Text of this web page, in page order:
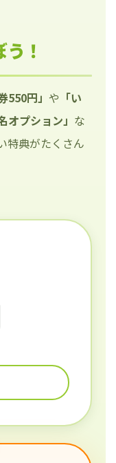
！
550円」 や 「い
オプション」 な
特典がたくさん